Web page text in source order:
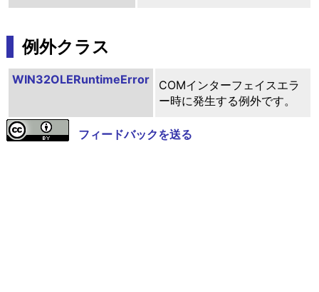
例外クラス
WIN32OLERuntimeError
COMインターフェイスエラ
ー時に発生する例外です。
フィードバックを送る